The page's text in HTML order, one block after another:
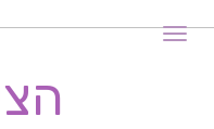
תפריט